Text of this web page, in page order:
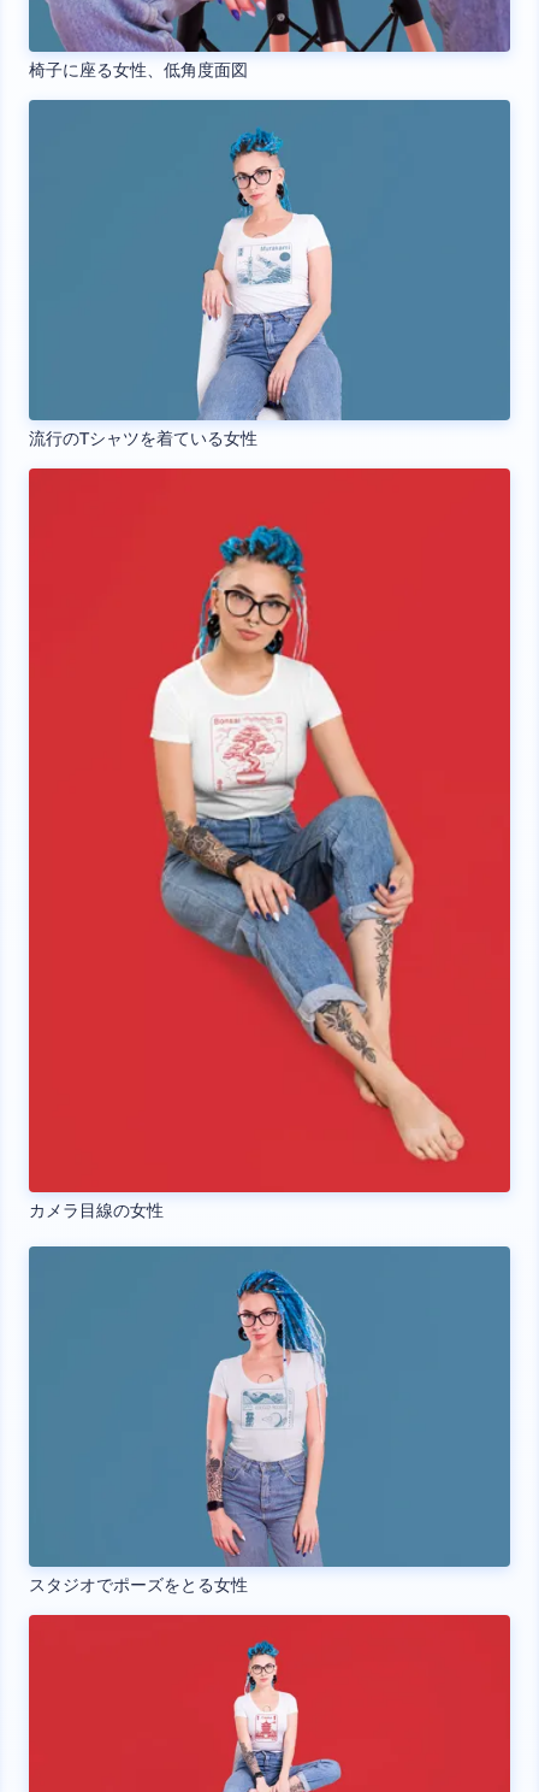
椅子に座る女性、低角度面図
流行のTシャツを着ている女性
カメラ目線の女性
スタジオでポーズをとる女性